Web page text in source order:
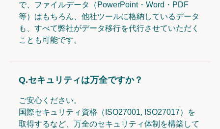
で、ファイルデータ（PowerPoint・Word・PDF
等）はもちろん、他社ツールに格納しているデータ
も、すべて弊社がデータ移行を代行させていただく
ことも可能です。
Q.セキュリティは万全ですか？
ご安心ください。
国際セキュリティ資格（ISO27001, ISO27017）を
取得するなど、万全のセキュリティ体制を構築して